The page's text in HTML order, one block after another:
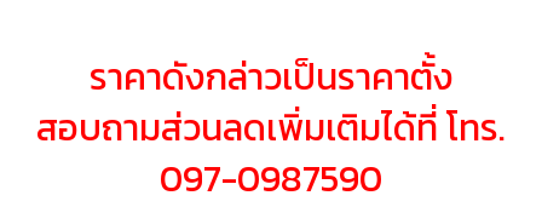
ราคาดังกล่าวเป็นราคาตั้ง
สอบถามส่วนลดเพิ่มเติมได้ที่ โทร.
097-0987590